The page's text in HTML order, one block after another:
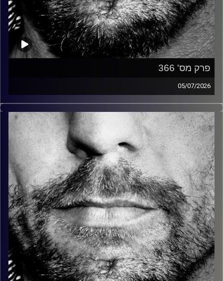
פרק מס' 366
05/07/2026
זיפים, מוזיקה מחוספסת של הופעות חיות. הרבה ג'אם, רוק,
בלוז, bluegrass, ג'אז, Fאנק, פרוגרסיב ואפילו אלקטרוניקה.
כל מה שחי, אמיתי ונושם.
עם שמוליק רגב.
קרדיט תמונות: David Goehring